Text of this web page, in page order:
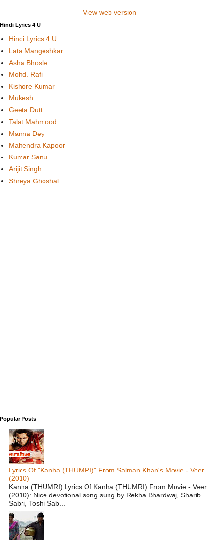
View web version
Hindi Lyrics 4 U
Hindi Lyrics 4 U
Lata Mangeshkar
Asha Bhosle
Mohd. Rafi
Kishore Kumar
Mukesh
Geeta Dutt
Talat Mahmood
Manna Dey
Mahendra Kapoor
Kumar Sanu
Arijit Singh
Shreya Ghoshal
Popular Posts
Lyrics Of "Kanha (THUMRI)" From Salman Khan's Movie - Veer
(2010)
Kanha (THUMRI) Lyrics Of Kanha (THUMRI) From Movie - Veer
(2010): Nice devotional song sung by Rekha Bhardwaj, Sharib
Sabri, Toshi Sab...